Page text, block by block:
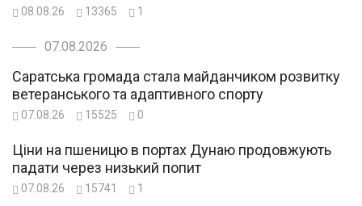
08.08.26 13365 1
07.08.2026
Саратська громада стала майданчиком розвитку
ветеранського та адаптивного спорту
07.08.26 15525 0
Ціни на пшеницю в портах Дунаю продовжують
падати через низький попит
07.08.26 15741 1